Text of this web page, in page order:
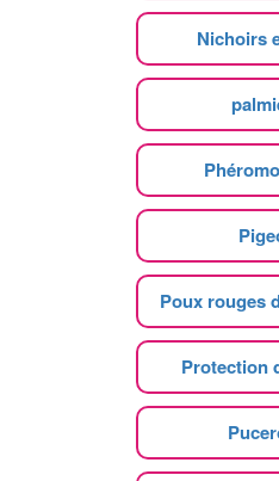
Nichoirs
Poux rouges
Protection